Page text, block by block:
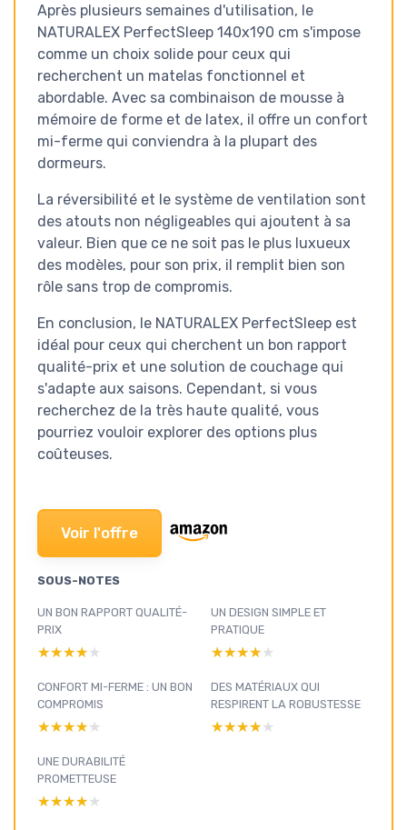
Après plusieurs semaines d'utilisation, le
NATURALEX PerfectSleep 140x190 cm s'impose
comme un choix solide pour ceux qui
recherchent un matelas fonctionnel et
abordable. Avec sa combinaison de mousse à
mémoire de forme et de latex, il offre un confort
mi-ferme qui conviendra à la plupart des
dormeurs.
La réversibilité et le système de ventilation sont
des atouts non négligeables qui ajoutent à sa
valeur. Bien que ce ne soit pas le plus luxueux
des modèles, pour son prix, il remplit bien son
rôle sans trop de compromis.
En conclusion, le NATURALEX PerfectSleep est
idéal pour ceux qui cherchent un bon rapport
qualité-prix et une solution de couchage qui
s'adapte aux saisons. Cependant, si vous
recherchez de la très haute qualité, vous
pourriez vouloir explorer des options plus
coûteuses.
Voir l'offre
SOUS-NOTES
UN BON RAPPORT QUALITÉ-
PRIX
★★★★★
★★★★★
UN DESIGN SIMPLE ET
PRATIQUE
★★★★★
★★★★★
CONFORT MI-FERME : UN BON
COMPROMIS
★★★★★
★★★★★
DES MATÉRIAUX QUI
RESPIRENT LA ROBUSTESSE
★★★★★
★★★★★
UNE DURABILITÉ
PROMETTEUSE
★★★★★
★★★★★